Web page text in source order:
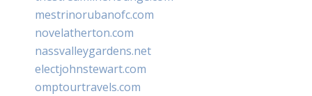
mestrinorubanofc.com
novelatherton.com
nassvalleygardens.net
electjohnstewart.com
omptourtravels.com